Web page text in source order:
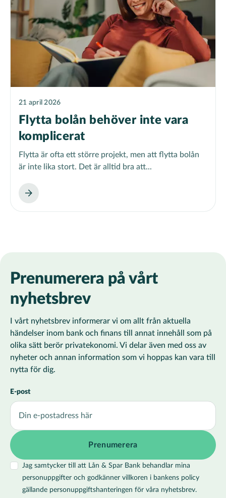
21 april 2026
Flytta bolån behöver inte vara
komplicerat
Flytta är ofta ett större projekt, men att flytta bolån
är inte lika stort. Det är alltid bra att...
Prenumerera på vårt
nyhetsbrev
I vårt nyhetsbrev informerar vi om allt från aktuella
händelser inom bank och finans till annat innehåll som på
olika sätt berör privatekonomi. Vi delar även med oss av
nyheter och annan information som vi hoppas kan vara till
nytta för dig.
E-post
Jag samtycker till att Lån & Spar Bank behandlar mina
personuppgifter och godkänner villkoren i bankens policy
gällande personuppgiftshanteringen för våra nyhetsbrev.